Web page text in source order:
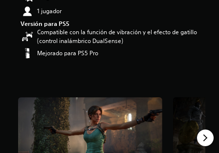
1 jugador
Versión para PS5
Compatible con la función de vibración y el efecto de gatillo
(control inalámbrico DualSense)
Mejorado para PS5 Pro